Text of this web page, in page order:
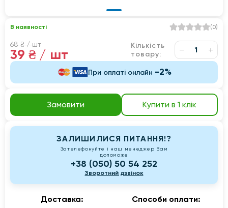
В наявності (0)
68 ₴/ шт
39 ₴/ шт
Кількість
товару:
При оплаті онлайн -2%
Замовити Купити в 1 клік
ЗАЛИШИЛИСЯ ПИТАННЯ!?
Зателефонуйте і наш менеджер Вам
допоможе
+38 (050) 50 54 252
Зворотний дзвінок
Доставка: Способи оплати: